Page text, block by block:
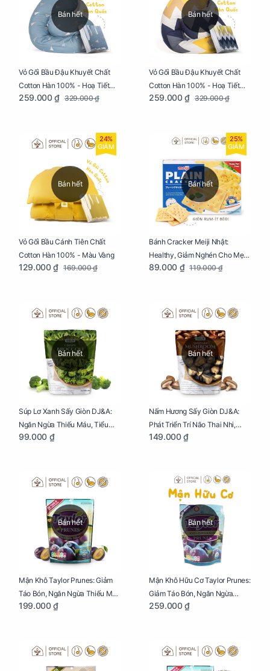
Bán hết
Vỏ Gối Bầu Đậu Khuyết Chất
Cotton Hàn 100% - Hoạ Tiết
Thông Lạnh
259.000 ₫ 329.000 ₫
Bán hết
Vỏ Gối Bầu Đậu Khuyết Chất
Cotton Hàn 100% - Hoạ Tiết
Ziczac
259.000 ₫ 329.000 ₫
Bán hết
24%
GIẢM
Vỏ Gối Bầu Cánh Tiên Chất
Cotton Hàn 100% - Màu Vàng
129.000 ₫ 169.000 ₫
Bán hết
25%
GIẢM
Bánh Cracker Meiji Nhật:
Healthy, Giảm Nghén Cho Mẹ
Bầu Hộp 104g
89.000 ₫ 119.000 ₫
Bán hết
Súp Lơ Xanh Sấy Giòn DJ&A:
Ngăn Ngừa Thiếu Máu, Tiểu
Đường, Dị Tật Thai Nhi Túi 25g
99.000 ₫
Bán hết
Nấm Hương Sấy Giòn DJ&A:
Phát Triển Trí Não Thai Nhi,
Giảm Mệt Mỏi Cho Mẹ Bầu Túi
149.000 ₫
Bán hết
Mận Khô Taylor Prunes: Giảm
Táo Bón, Ngăn Ngừa Thiếu Máu
Cho Mẹ Bầu Túi 250g
199.000 ₫
Bán hết
Mận Khô Hữu Cơ Taylor Prunes:
Giảm Táo Bón, Ngăn Ngừa
Thiếu Máu Cho Mẹ Bầu Túi
259.000 ₫